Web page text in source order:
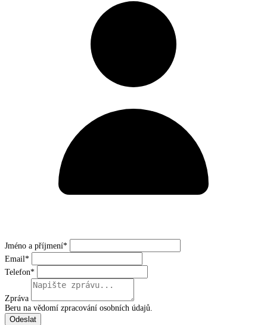
Jméno a příjmení*
Email*
Telefon*
Zpráva
Beru na vědomí zpracování osobních údajů.